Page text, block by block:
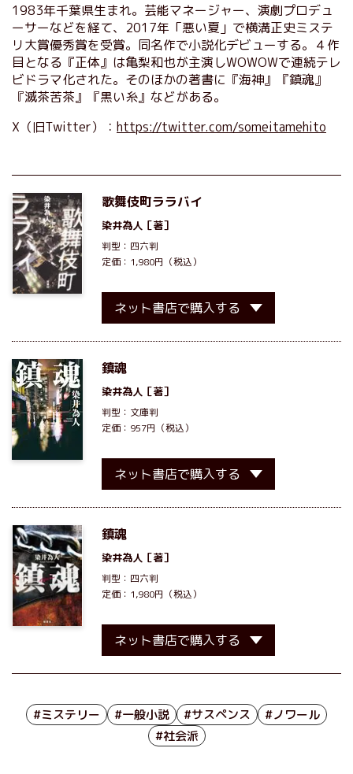
1983年千葉県生まれ。芸能マネージャー、演劇プロデュ
ーサーなどを経て、2017年「悪い夏」で横溝正史ミステ
リ大賞優秀賞を受賞。同名作で小説化デビューする。４作
目となる『正体』は亀梨和也が主演しWOWOWで連続テレ
ビドラマ化された。そのほかの著書に『海神』『鎮魂』
『滅茶苦茶』『黒い糸』などがある。
X（旧Twitter）： https://twitter.com/someitamehito
歌舞伎町ララバイ
染井為人 ［著］
判型：四六判
定価：1,980円（税込）
ネット書店で購入する
鎮魂
染井為人 ［著］
判型：文庫判
定価：957円（税込）
ネット書店で購入する
鎮魂
染井為人 ［著］
判型：四六判
定価：1,980円（税込）
ネット書店で購入する
#ミステリー #一般小説 #サスペンス
#ノワール
#社会派